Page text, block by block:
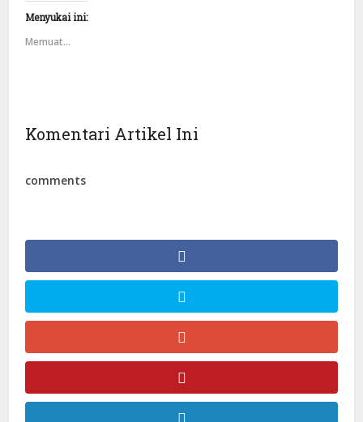
Menyukai ini:
Memuat...
Komentari Artikel Ini
comments